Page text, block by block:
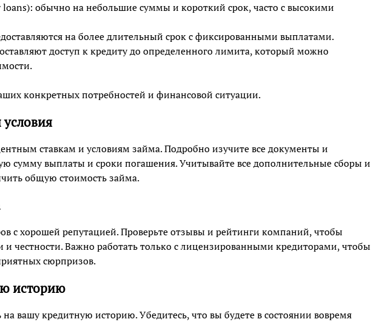
обычно на небольшие суммы и короткий срок, часто с высокими
на более длительный срок с фиксированными выплатами.
доступ к кредиту до определенного лимита, который можно
конкретных потребностей и финансовой ситуации.
ставкам и условиям займа. Подробно изучите все документы и
сумму выплаты и сроки погашения. Учитывайте все дополнительные сборы и
общую стоимость займа.
с хорошей репутацией. Проверьте отзывы и рейтинги компаний, чтобы
и честности. Важно работать только с лицензированными кредиторами, чтобы
сюрпризов.
историю
вашу кредитную историю. Убедитесь, что вы будете в состоянии вовремя